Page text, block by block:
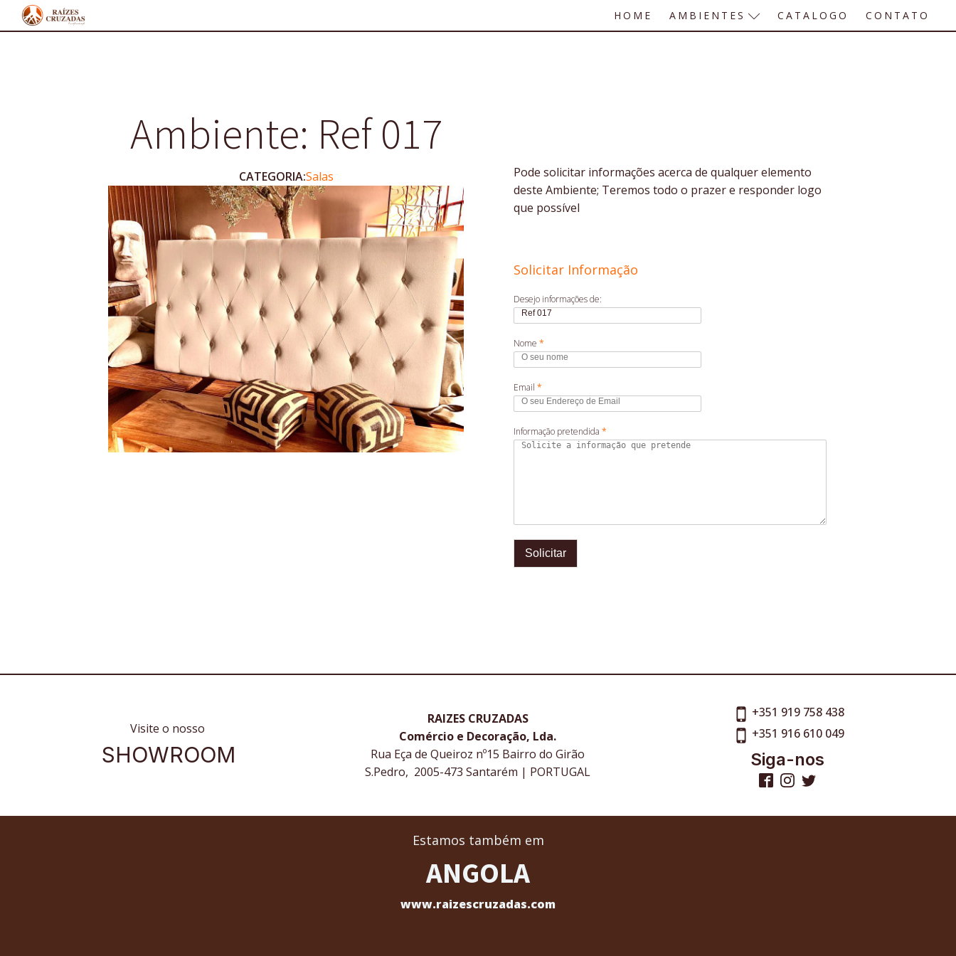
HOME AMBIENTES CATALOGO CONTATO
Ambiente: Ref 017
CATEGORIA:Salas
Pode solicitar informações acerca de qualquer elemento
deste Ambiente; Teremos todo o prazer e responder logo
que possível
Solicitar Informação
Desejo informações de:
Nome *
Email *
Informação pretendida *
Solicitar
Visite o nosso
SHOWROOM
RAIZES CRUZADAS
Comércio e Decoração, Lda.
Rua Eça de Queiroz nº15 Bairro do Girão
S.Pedro, 2005-473 Santarém | PORTUGAL
+351 919 758 438
+351 916 610 049
Siga-nos
Estamos também em
ANGOLA
www.raizescruzadas.com